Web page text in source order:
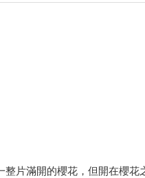
片滿開的櫻花，但開在櫻花